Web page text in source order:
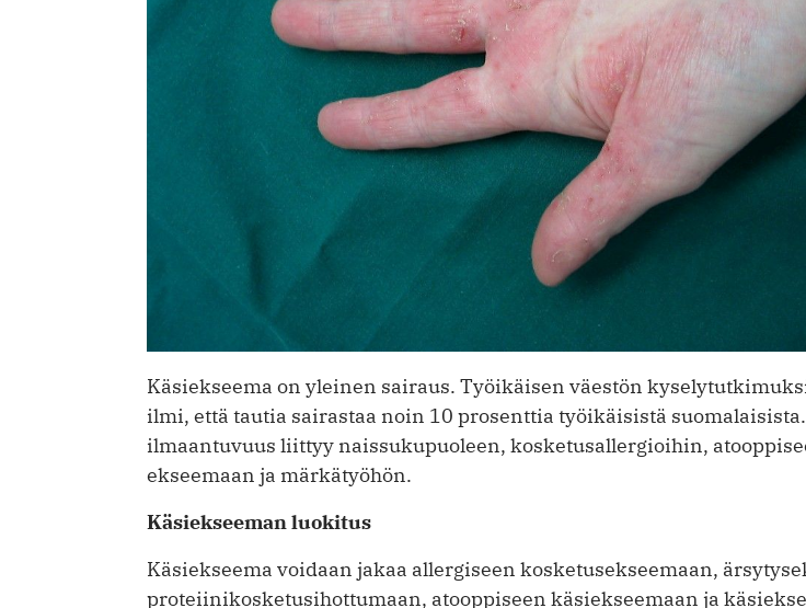
Käsiekseema on yleinen sairaus. Työikäisen väestön
ilmi, että tautia sairastaa noin 10 prosenttia työikäisistä
ilmaantuvuus liittyy naissukupuoleen, kosketusallergioihin,
ekseemaan ja märkätyöhön.
Käsiekseeman luokitus
Käsiekseema voidaan jakaa allergiseen kosketusekseemaan,
proteiinikosketusihottumaan, atooppiseen käsiekseemaan ja